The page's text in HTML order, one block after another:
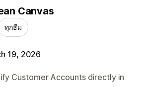
Canvas
ทุกธีม
19, 2026
Customer Accounts directly in